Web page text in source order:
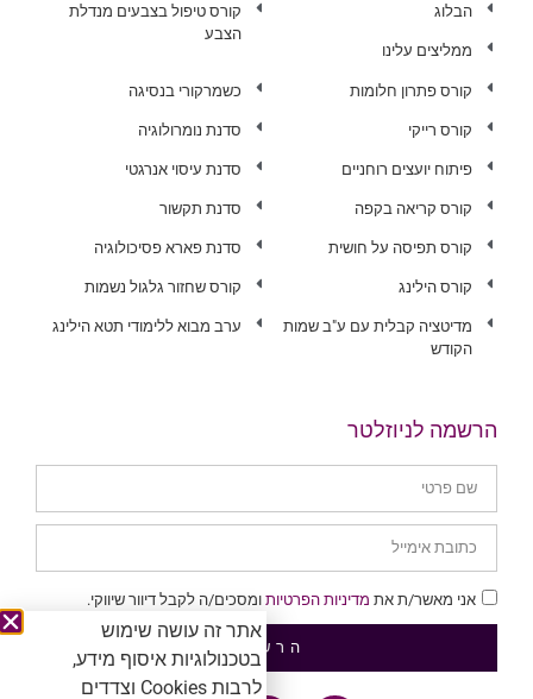
הבלוג
ממליצים עלינו
קורס טיפול בצבעים מנדלת
הצבע
קורס פתרון חלומות
קורס רייקי
פיתוח יועצים רוחניים
קורס קריאה בקפה
קורס תפיסה על חושית
קורס הילינג
מדיטציה קבלית עם ע"ב שמות
הקודש
כשמרקורי בנסיגה
סדנת נומרולוגיה
סדנת עיסוי אנרגטי
סדנת תקשור
סדנת פארא פסיכולוגיה
קורס שחזור גלגול נשמות
ערב מבוא ללימודי תטא הילינג
הרשמה לניוזלטר
אני מאשר/ת את מדיניות הפרטיות ומסכים/ה לקבל דיוור שיווקי.
הרשמה
אתר זה עושה שימוש
בטכנולוגיות איסוף מידע,
לרבות Cookies וצדדים